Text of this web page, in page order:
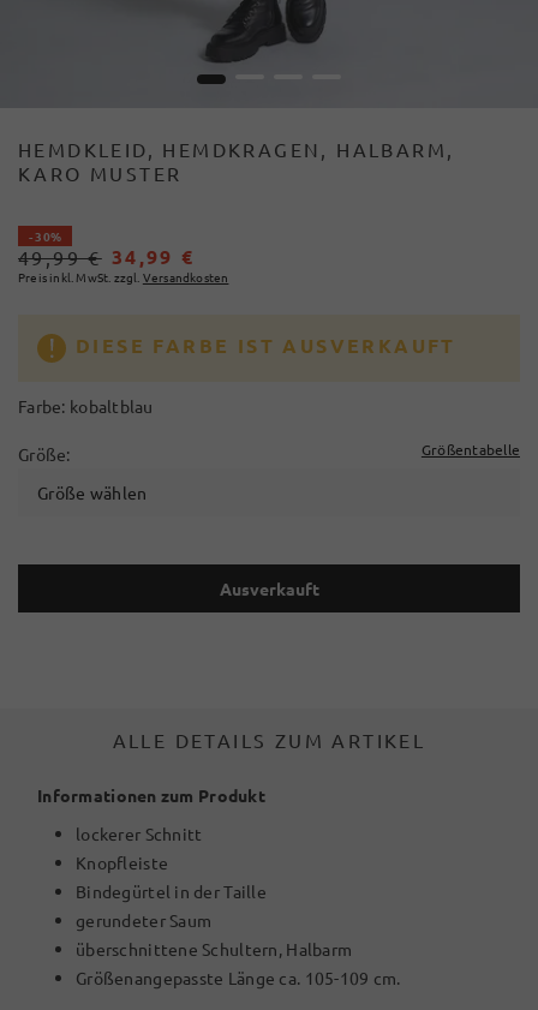
1
HEMDKLEID, HEMDKRAGEN, HALBARM,
KARO MUSTER
- 30%
49,99 € 34,99 €
Preis inkl. MwSt. zzgl. Versandkosten
DIESE FARBE IST AUSVERKAUFT
Farbe: kobaltblau
Größe: Größentabelle
Größe wählen
Ausverkauft
ALLE DETAILS ZUM ARTIKEL
Informationen zum Produkt
lockerer Schnitt
Knopfleiste
Bindegürtel in der Taille
gerundeter Saum
überschnittene Schultern, Halbarm
Größenangepasste Länge ca. 105-109 cm.